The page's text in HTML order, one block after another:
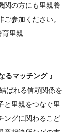
関の方にも里親養
参加ください。
里親
るマッチング 』
ばれる信頼関係を
と里親をつなぐ里
ングに関わるこど